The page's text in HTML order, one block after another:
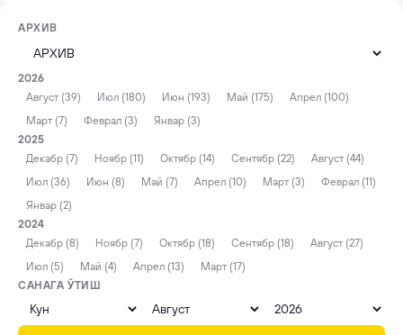
АРХИВ
2026
Август (39)
Июл (180) Июн (193) Май (175)
Апрел (100)
Март (7)
Феврал (3)
Январ (3)
2025
Декабр (7)
Ноябр (11) Октябр (14) Сентябр (22)
Август (44)
Июл (36)
Июн (8) Май (7) Апрел (10) Март (3)
Феврал (11)
Январ (2)
2024
Декабр (8)
Ноябр (7) Октябр (18) Сентябр (18)
Август (27)
Июл (5)
Май (4) Апрел (13)
Март (17)
САНАГА ЎТИШ